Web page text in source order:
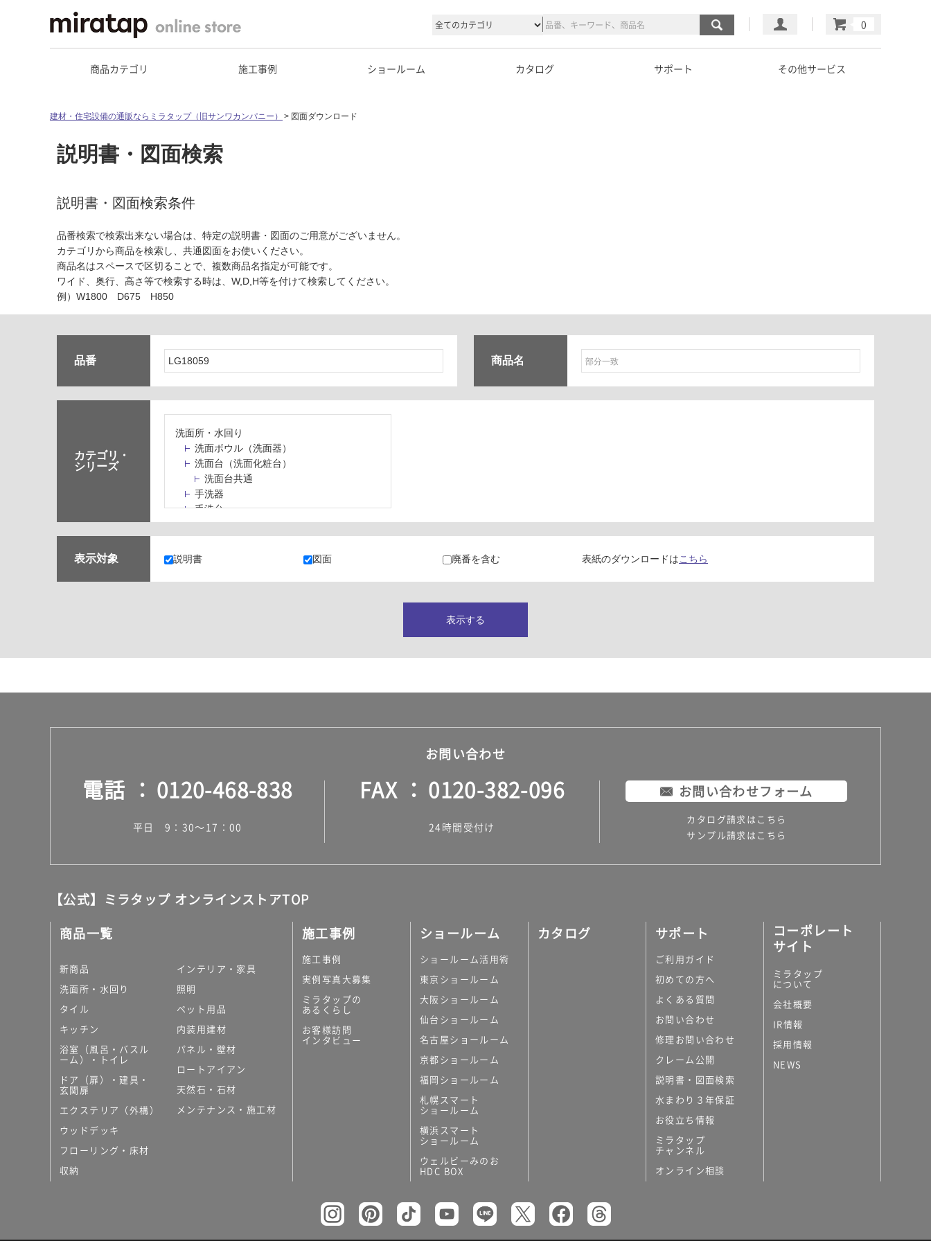
マイページ
カート
商品カテゴリ 施工事例 ショールーム カタログ サポート その他サービス
建材・住宅設備の通販ならミラタップ（旧サンワカンパニー） 図面ダウンロード
説明書・図面検索
説明書・図面検索条件
品番検索で検索出来ない場合は、特定の説明書・図面のご用意がございません。
カテゴリから商品を検索し、共通図面をお使いください。
商品名はスペースで区切ることで、複数商品名指定が可能です。
ワイド、奥行、高さ等で検索する時は、W,D,H等を付けて検索してください。
例）W1800 D675 H850
品番 商品名
カテゴリ・
シリーズ
洗面所・水回り
洗面ボウル（洗面器）
洗面台（洗面化粧台）
洗面台共通
手洗器
手洗台
水栓パン・スロップシンク
水栓金具・水栓（蛇口）・カラン
止水栓・排水金物
ミラー（鏡）
ランドリールーム
タイル
外壁タイル
洗面台タイル
屋内床タイル
テラコッタ調タイル
キッチン
コンパクトキッチン
コンパクトキッチンその他
カップボード（食器棚・キッチンボード）
コンビネーションキッチン（セクショナル
キッチン）
キッチン機器
表示対象 説明書 図面 廃番を含む 表紙のダウンロードはこちら
表示する
お問い合わせ
電話 0120-468-838
平日 9：30～17：00
FAX 0120-382-096
24時間受付け
お問い合わせフォーム
カタログ請求はこちら
サンプル請求はこちら
【公式】ミラタップ オンラインストアTOP
商品一覧
新商品
洗面所・水回り
タイル
キッチン
浴室（風呂・バスル
ーム）・トイレ
ドア（扉）・建具・
玄関扉
エクステリア（外構）
ウッドデッキ
フローリング・床材
収納
インテリア・家具
照明
ペット用品
内装用建材
パネル・壁材
ロートアイアン
天然石・石材
メンテナンス・施工材
施工事例
施工事例
実例写真大募集
ミラタップの
あるくらし
お客様訪問
インタビュー
ショールーム
ショールーム活用術
東京ショールーム
大阪ショールーム
仙台ショールーム
名古屋ショールーム
京都ショールーム
福岡ショールーム
札幌スマート
ショールーム
横浜スマート
ショールーム
ウェルビーみのお
HDC BOX
カタログ サポート
ご利用ガイド
初めての方へ
よくある質問
お問い合わせ
修理お問い合わせ
クレーム公開
説明書・図面検索
水まわり３年保証
お役立ち情報
ミラタップ
チャンネル
オンライン相談
コーポレート
サイト
ミラタップ
について
会社概要
IR情報
採用情報
NEWS